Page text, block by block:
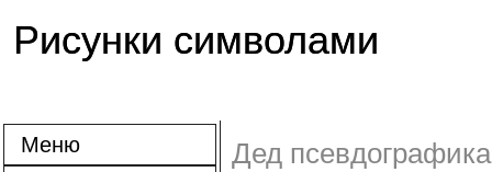
Рисунки символами
Меню Дед псевдографика